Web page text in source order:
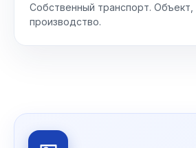
Собственный транспорт.
производство.